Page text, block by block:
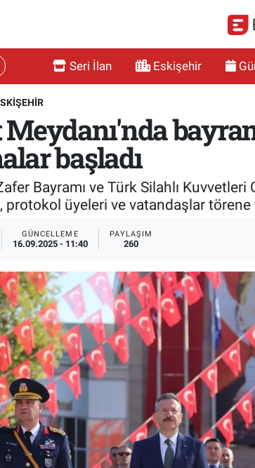
Seri İlan Eskişehir
başladı
Bayramı ve Türk Silahlı
protokol üyeleri ve vatandaşlar
GÜNCELLEME
16.09.2025 - 11:40
PAYLAŞIM
260
Haritası
ve Fikstür